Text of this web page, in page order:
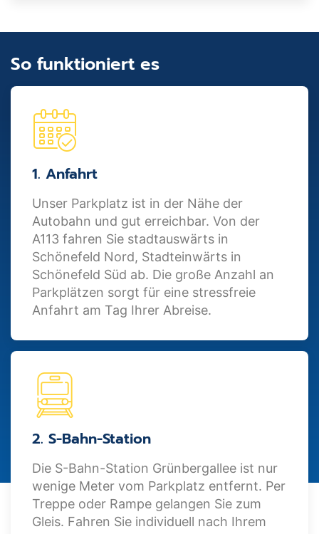
So funktioniert es
1. Anfahrt
Unser Parkplatz ist in der Nähe der
Autobahn und gut erreichbar. Von der
A113 fahren Sie stadtauswärts in
Schönefeld Nord, Stadteinwärts in
Schönefeld Süd ab. Die große Anzahl an
Parkplätzen sorgt für eine stressfreie
Anfahrt am Tag Ihrer Abreise.
2. S-Bahn-Station
Die S-Bahn-Station Grünbergallee ist nur
wenige Meter vom Parkplatz entfernt. Per
Treppe oder Rampe gelangen Sie zum
Gleis. Fahren Sie individuell nach Ihrem